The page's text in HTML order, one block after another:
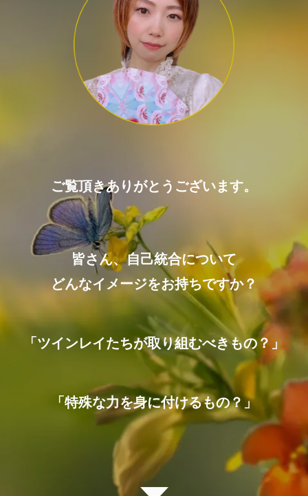
ご覧頂きありがとうございます。
皆さん、自己統合について
どんなイメージをお持ちですか？
「ツインレイたちが取り組むべきもの？」
「特殊な力を身に付けるもの？」